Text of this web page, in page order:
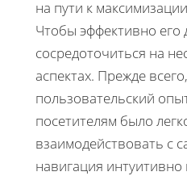
на пути к
Чтобы эффективно его
сосредоточиться на
аспектах. Прежде
пользовательский
посетителям было
взаимодействовать с
навигация